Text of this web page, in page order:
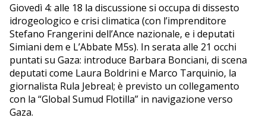
Giovedì 4: alle 18 la discussione si occupa di dissesto
idrogeologico e crisi climatica (con l’imprenditore
Stefano Frangerini dell’Ance nazionale, e i deputati
Simiani dem e L’Abbate M5s). In serata alle 21 occhi
puntati su Gaza: introduce Barbara Bonciani, di scena
deputati come Laura Boldrini e Marco Tarquinio, la
giornalista Rula Jebreal; è previsto un collegamento
con la “Global Sumud Flotilla” in navigazione verso
Gaza.